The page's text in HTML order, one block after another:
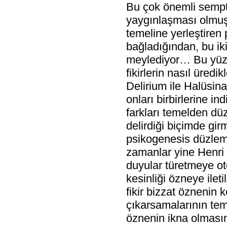
Bu çok önemli
yaygınlaşması
temeline yerleştiren
bağladığından, bu
meylediyor… Bu
fikirlerin nasıl
Delirium ile
onları birbirlerine
farkları temelden
delirdiği biçimde
psikogenesis
zamanlar yine Henri
duyular türetmeye
kesinliği özneye
fikir bizzat öznenin
çıkarsamalarının
öznenin ikna